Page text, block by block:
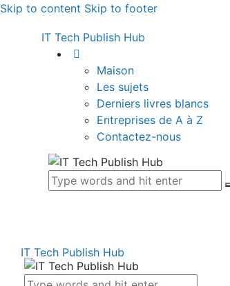
Skip to content Skip to footer
IT Tech Publish Hub
Maison
Les sujets
Derniers livres blancs
Entreprises de A à Z
Contactez-nous
IT Tech Publish Hub